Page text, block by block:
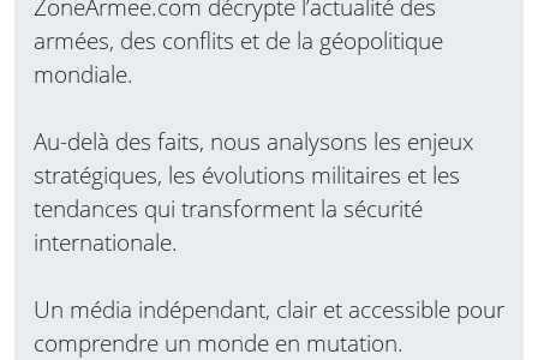
armées, des conflits et de la géopolitique
mondiale.
Au-delà des faits, nous analysons les enjeux
stratégiques, les évolutions militaires et les
tendances qui transforment la sécurité
internationale.
Un média indépendant, clair et accessible pour
comprendre un monde en mutation.